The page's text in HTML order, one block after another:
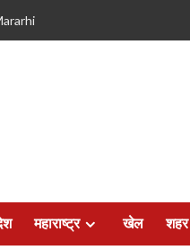
महाराष्ट्र खेल शहर